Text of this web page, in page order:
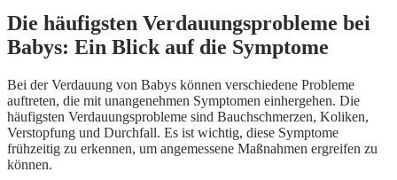
Die häufigsten Verdauungsprobleme bei
Babys: Ein Blick auf die Symptome
Bei der Verdauung von Babys können verschiedene Probleme
auftreten, die mit unangenehmen Symptomen einhergehen. Die
häufigsten Verdauungsprobleme sind Bauchschmerzen, Koliken,
Verstopfung und Durchfall. Es ist wichtig, diese Symptome
frühzeitig zu erkennen, um angemessene Maßnahmen ergreifen zu
können.